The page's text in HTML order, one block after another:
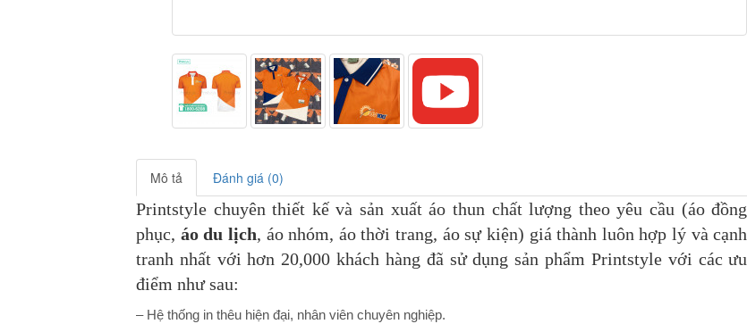
Mô tả Đánh giá (0)
Printstyle chuyên thiết kế và sản xuất áo thun chất lượng theo yêu cầu (áo đồng
phục, áo du lịch, áo nhóm, áo thời trang, áo sự kiện) giá thành luôn hợp lý và cạnh
tranh nhất với hơn 20,000 khách hàng đã sử dụng sản phẩm Printstyle với các ưu
điểm như sau:
– Hệ thống in thêu hiện đại, nhân viên chuyên nghiệp.